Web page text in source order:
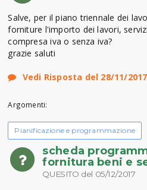
Salve, per il piano triennale dei
forniture l'importo dei lavori,
compresa iva o senza iva?
grazie saluti
Vedi Risposta del 28/11/2017
Argomenti:
Pianificazione e programmazione
scheda
fornitura beni e
QUESITO del 05/12/2017